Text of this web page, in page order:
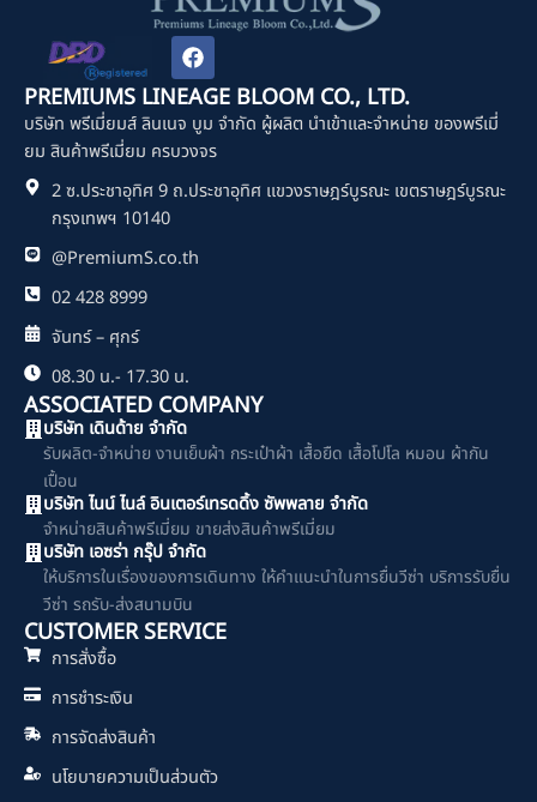
F
a
c
e
b
o
k
PREMIUMS LINEAGE BLOOM CO., LTD.
บริษัท พรีเมี่ยมส์ ลินเนจ บูม จำกัด ผู้ผลิต นำเข้าและจำหน่าย ของพรีเมี่
ยม สินค้าพรีเมี่ยม ครบวงจร
2 ซ.ประชาอุทิศ 9 ถ.ประชาอุทิศ แขวงราษฎร์บูรณะ เขตราษฎร์บูรณะ
กรุงเทพฯ 10140
@PremiumS.co.th
02 428 8999
จันทร์ – ศุกร์
08.30 น.- 17.30 น.
ASSOCIATED COMPANY
บริษัท เดินด้าย จำกัด
รับผลิต-จำหน่าย งานเย็บผ้า กระเป๋าผ้า เสื้อยืด เสื้อโปโล หมอน ผ้ากัน
เปื้อน
บริษัท ไนน์ ไนล์ อินเตอร์เทรดดิ้ง ซัพพลาย จำกัด
จำหน่ายสินค้าพรีเมี่ยม ขายส่งสินค้าพรีเมี่ยม
บริษัท เอซร่า กรุ๊ป จำกัด
ให้บริการในเรื่องของการเดินทาง ให้คำแนะนำในการยื่นวีซ่า บริการรับยื่น
วีซ่า รถรับ-ส่งสนามบิน
CUSTOMER SERVICE
การสั่งซื้อ
การชำระเงิน
การจัดส่งสินค้า
นโยบายความเป็นส่วนตัว